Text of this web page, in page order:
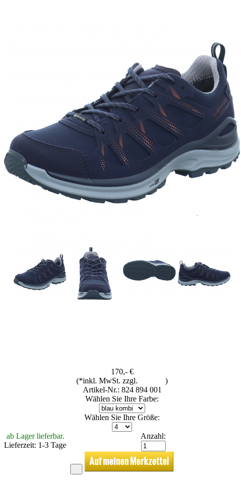
170,- €
(*inkl. MwSt. zzgl.
)
Artikel-Nr.: 824 894 001
Wählen Sie Ihre Farbe:
Wählen Sie Ihre Größe:
ab Lager lieferbar.
Lieferzeit: 1-3 Tage
Anzahl: